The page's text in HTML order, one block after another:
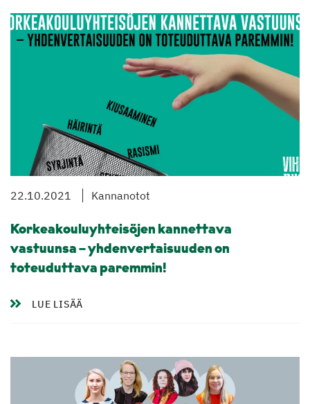
22.10.2021 Kannanotot
Korkeakouluyhteisöjen kannettava
vastuunsa – yhdenvertaisuuden on
toteuduttava paremmin!
LUE LISÄÄ